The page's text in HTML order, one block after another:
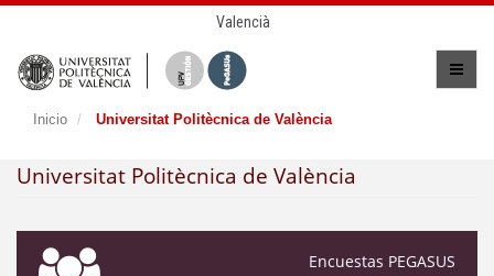
Valencià
Inicio Universitat Politècnica de València
Universitat Politècnica de València
Encuestas PEGASUS